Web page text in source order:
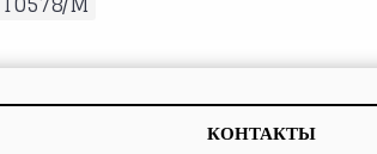
КОНТАКТЫ